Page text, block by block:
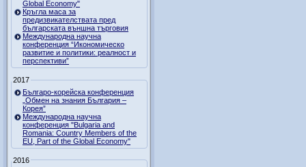
Global Economy"
Кръгла маса за
предизвикателствата пред
българската външна търговия
Международна научна
конференция “Икономическо
развитие и политики: реалност и
перспективи”
2017
Българо-корейска конференция
„Обмен на знания България –
Корея”
Международна научна
конференция "Bulgaria and
Romania: Country Members of the
EU, Part of the Global Economy"
2016